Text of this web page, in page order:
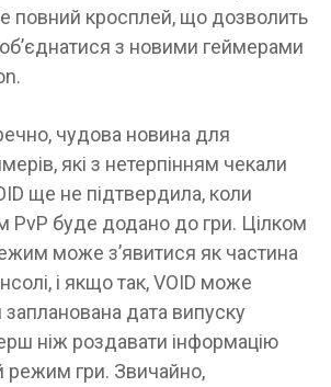
повний кросплей, що дозволить
з новими геймерами
чудова новина для
які з нетерпінням чекали
ще не підтвердила, коли
PvP буде додано до гри. Цілком
може з’явитися як частина
і якщо так, VOID може
запланована дата випуску
ніж роздавати інформацію
режим гри. Звичайно,